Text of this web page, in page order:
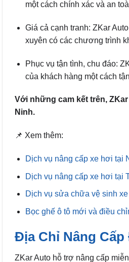
một cách chính xác và an
Giá cả cạnh tranh: ZKar
xuyên có các chương trình
Phục vụ tận tình, chu đáo:
của khách hàng một cách
Với những cam kết trên,
Ninh.
📌 Xem thêm:
Dịch vụ nâng cấp xe hơi tại
Dịch vụ nâng cấp xe hơi tại
Dịch vụ sửa chữa vệ sinh
Bọc ghế ô tô mới và điều
Địa Chỉ Nâng
ZKar Auto hỗ trợ nâng cấp